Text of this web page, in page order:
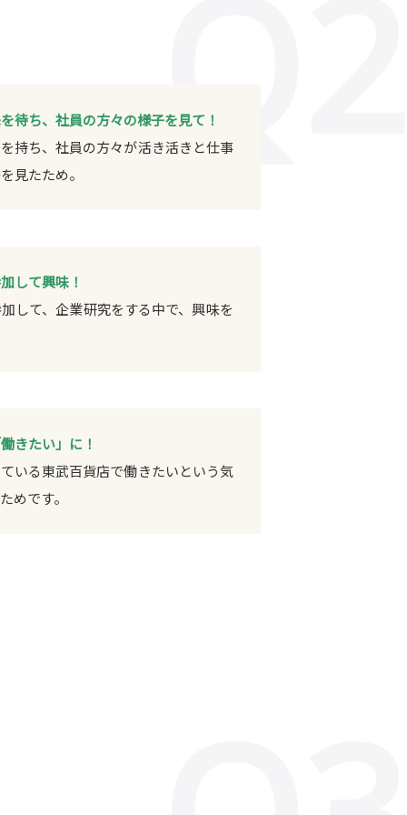
Q2
待ち、社員の方々の様子を見て！
持ち、社員の方々が活き活きと仕事
見たため。
して興味！
して、企業研究をする中で、興味を
きたい」に！
いる東武百貨店で働きたいという気
めです。